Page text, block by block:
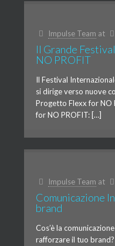
Impulse Team at
Il Grande
NO PROFIT
Il Festival
si dirige verso nuove
Progetto Flexx for NO
for NO PROFIT: […]
Impulse Team at
Comunicazione
brand
Cos’è la
rafforzare il tuo